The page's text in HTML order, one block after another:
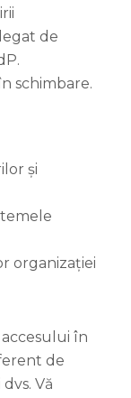
de
schimbare.
și
organizației
în
de
Vă